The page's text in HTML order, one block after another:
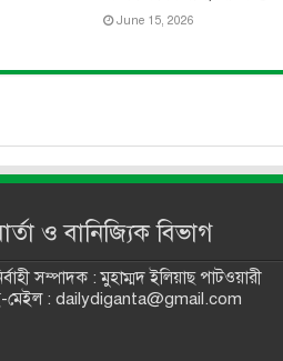
June 15, 2026
ও বানিজ্যিক বিভাগ
সম্পাদক : মুহাম্মদ ইলিয়াছ পাটওয়ারী
মেইল : dailydiganta@gmail.com